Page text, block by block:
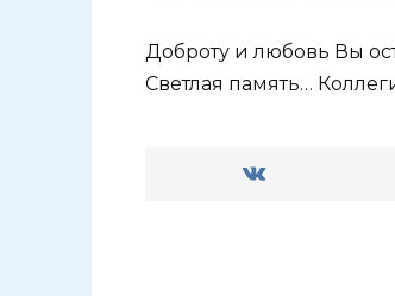
Доброту и любовь Вы
Светлая память…